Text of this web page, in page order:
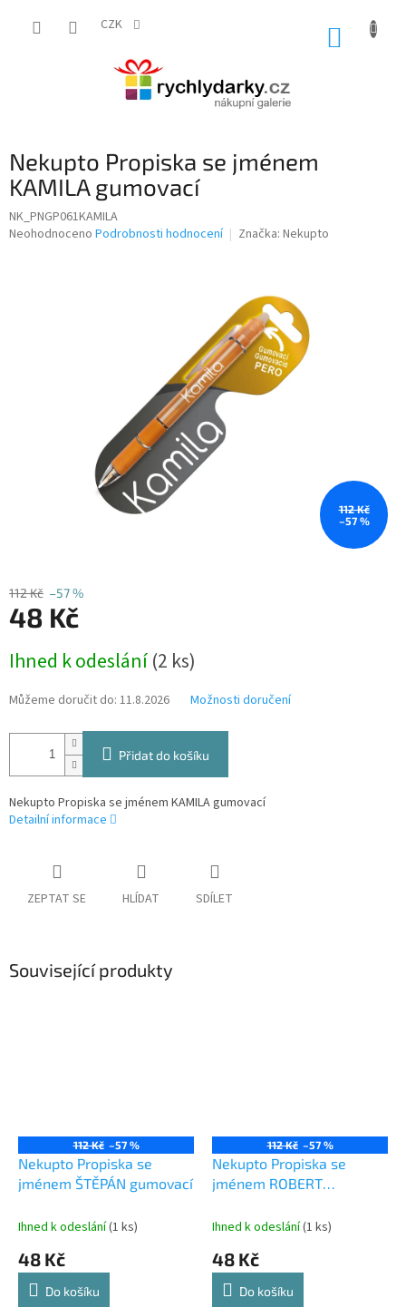
CZK
Nekupto Propiska se jménem
KAMILA gumovací
NK_PNGP061KAMILA
Průměrné
Neohodnoceno Podrobnosti hodnocení Značka: Nekupto
112 Kč
–57 %
112 Kč –57 %
48 Kč
cena:
Ihned k odeslání(2 ks)
Můžeme doručit do: 11.8.2026 Možnosti doručení
Přidat do košíku
Nekupto Propiska se jménem KAMILA gumovací
Detailní informace
ZEPTAT SE HLÍDAT SDÍLET
Související produkty
112 Kč –57 %
Nekupto Propiska se
jménem ŠTĚPÁN gumovací
Ihned k odeslání(1 ks)
48 Kč
Do košíku
112 Kč –57 %
Nekupto Propiska se
jménem ROBERT
Ihned k odeslání(1 ks)
48 Kč
Do košíku